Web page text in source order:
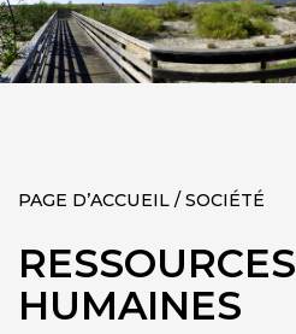
PAGE D’ACCUEIL / SOCIÉTÉ
RESSOURCES
HUMAINES